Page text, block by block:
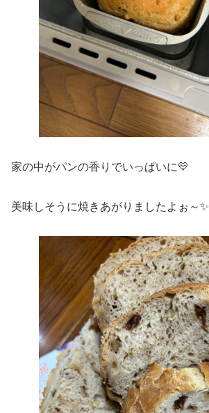
家の中がパンの香りでいっぱいに💛
美味しそうに焼きあがりましたよぉ～✨